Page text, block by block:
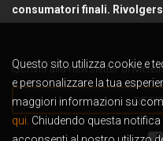
consumatori finali.
Iscriviti alla newsletter di
Questo sito utilizza cookie e
e personalizzare la tua
maggiori informazioni su
qui. Chiudendo questa